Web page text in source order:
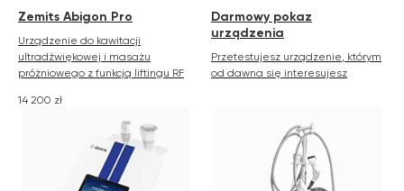
Zemits Abigon Pro
Urządzenie do kawitacji
ultradźwiękowej i masażu
próżniowego z funkcją liftingu RF
14 200 zł
Darmowy pokaz
urządzenia
Przetestujesz urządzenie, którym
od dawna się interesujesz